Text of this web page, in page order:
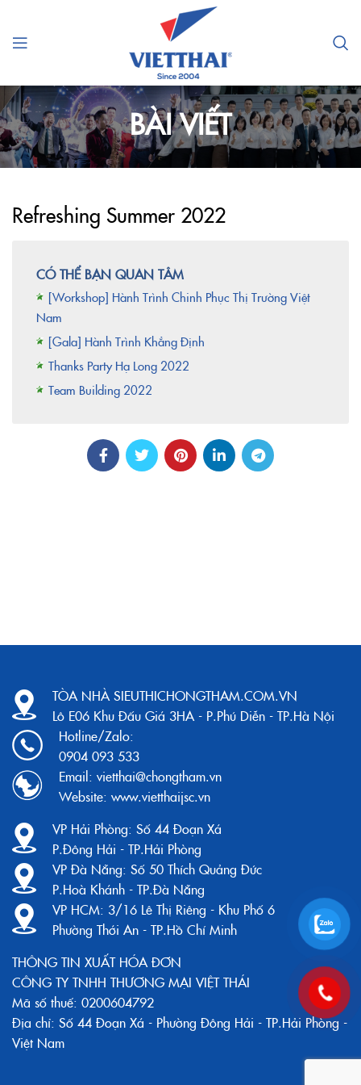
BÀI VIẾT
Refreshing Summer 2022
CÓ THỂ BẠN QUAN TÂM
[Workshop] Hành Trình Chinh Phục Thị Trường Việt
Nam
[Gala] Hành Trình Khẳng Định
Thanks Party Hạ Long 2022
Team Building 2022
TÒA NHÀ SIEUTHICHONGTHAM.COM.VN
Lô E06 Khu Đấu Giá 3HA - P.Phú Diễn - TP.Hà Nội
Hotline/Zalo:
0904 093 533
Email: vietthai@chongtham.vn
Website: www.vietthaijsc.vn
VP Hải Phòng: Số 44 Đoạn Xá
P.Đông Hải - TP.Hải Phòng
VP Đà Nẵng: Số 50 Thích Quảng Đức
P.Hoà Khánh - TP.Đà Nẵng
VP HCM: 3/16 Lê Thị Riêng - Khu Phố 6
Phường Thới An - TP.Hồ Chí Minh
THÔNG TIN XUẤT HÓA ĐƠN
CÔNG TY TNHH THƯƠNG MẠI VIỆT THÁI
Mã số thuế: 0200604792
Địa chỉ: Số 44 Đoạn Xá - Phường Đông Hải - TP.Hải Phòng -
Việt Nam